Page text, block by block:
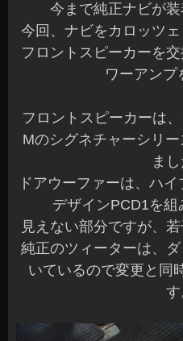
今まで純正ナビが装
今回、ナビをカロッツ
フロントスピーカーを
ワーアンプ
フロントスピーカーは
Mのシグネチャーシリ
まし
ドアウーファーは、ハ
デザインPCD1を組
見えない部分ですが、
純正のツィーターは、
いているので変更と同
す